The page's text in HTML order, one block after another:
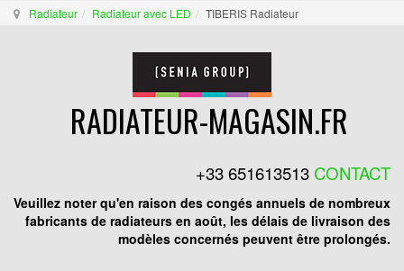
Radiateur Radiateur avec LED TIBERIS Radiateur
RADIATEUR-MAGASIN.FR
+33 651613513 CONTACT
Veuillez noter qu'en raison des congés annuels de nombreux
fabricants de radiateurs en août, les délais de livraison des
modèles concernés peuvent être prolongés.